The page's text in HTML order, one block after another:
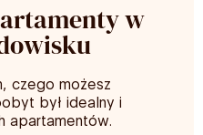
w
czego możesz
był idealny i
apartamentów.